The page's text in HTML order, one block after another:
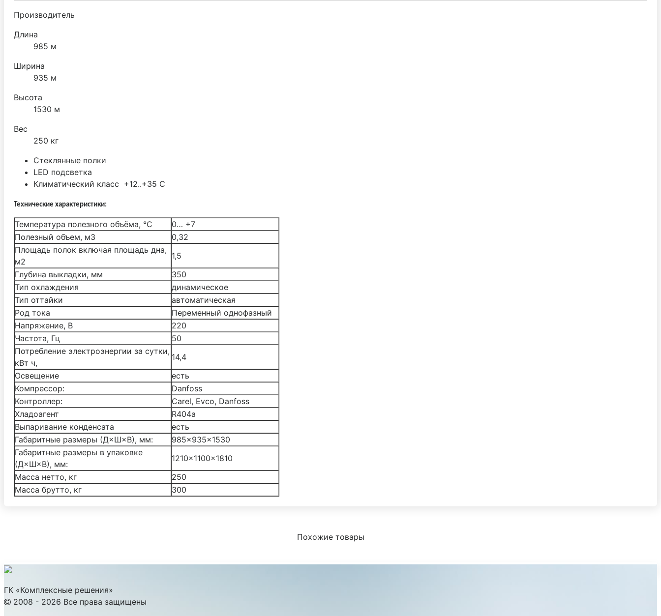
Производитель
Длина
985 м
Ширина
935 м
Высота
1530 м
Вес
250 кг
Стеклянные полки
LED подсветка
Климатический класс +12..+35 С
Технические характеристики:
Температура полезного объёма, °С
0… +7
Полезный объем, м3
0,32
Площадь полок включая площадь дна,
м2
1,5
Глубина выкладки, мм
350
Тип охлаждения
динамическое
Тип оттайки
автоматическая
Род тока
Переменный однофазный
Напряжение, В
220
Частота, Гц
50
Потребление электроэнергии за сутки,
кВт ч,
14,4
Освещение
есть
Компрессор:
Danfoss
Контроллер:
Carel, Evco, Danfoss
Хладоагент
R404а
Выпаривание конденсата
есть
Габаритные размеры (Д×Ш×В), мм:
985×935×1530
Габаритные размеры в упаковке
(Д×Ш×В), мм:
1210×1100×1810
Масса нетто, кг
250
Масса брутто, кг
300
Похожие товары
ГК «Комплексные решения»
2008 - 2026 Все права защищены